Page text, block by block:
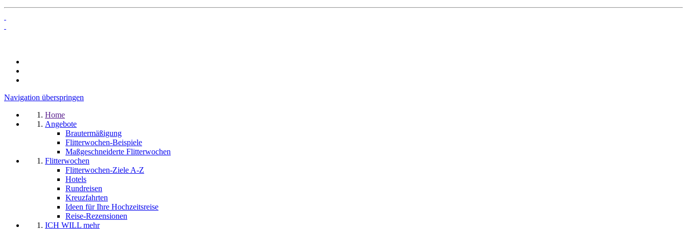
Navigation überspringen
Home
Angebote
Brautermäßigung
Flitterwochen-Beispiele
Maßgeschneiderte Flitterwochen
Flitterwochen
Flitterwochen-Ziele A-Z
Hotels
Rundreisen
Kreuzfahrten
Ideen für Ihre Hochzeitsreise
Reise-Rezensionen
ICH WILL mehr